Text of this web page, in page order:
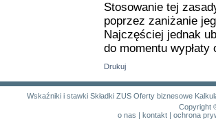
Stosowanie tej
poprzez zaniżanie
Najczęściej jednak
do momentu wypłaty
Drukuj
Wskaźniki i stawki Składki ZUS Oferty biznesowe
Copyright
o nas | kontakt| ochrona